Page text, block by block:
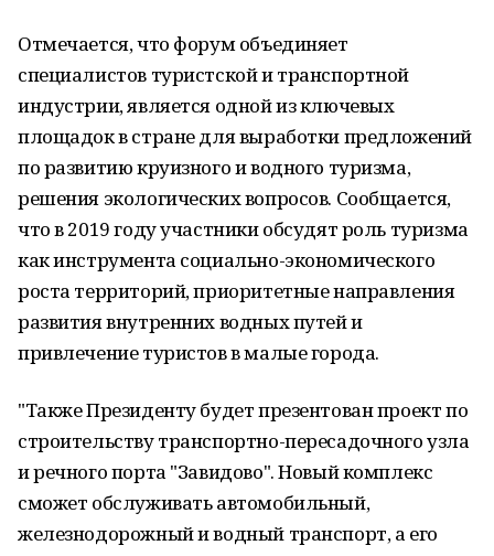
Отмечается, что форум объединяет
специалистов туристской и транспортной
индустрии, является одной из ключевых
площадок в стране для выработки предложений
по развитию круизного и водного туризма,
решения экологических вопросов. Сообщается,
что в 2019 году участники обсудят роль туризма
как инструмента социально-экономического
роста территорий, приоритетные направления
развития внутренних водных путей и
привлечение туристов в малые города.
"Также Президенту будет презентован проект по
строительству транспортно-пересадочного узла
и речного порта "Завидово". Новый комплекс
сможет обслуживать автомобильный,
железнодорожный и водный транспорт, а его